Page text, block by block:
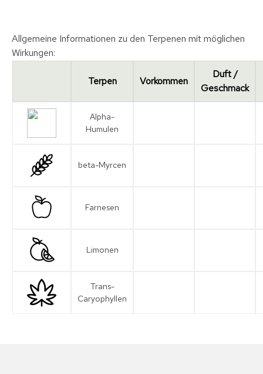
Allgemeine Informationen zu den Terpenen mit möglichen
Wirkungen:
Terpen Vorkommen
Duft /
Geschmack
Alpha-
Humulen
beta-Myrcen
Farnesen
Limonen
Trans-
Caryophyllen